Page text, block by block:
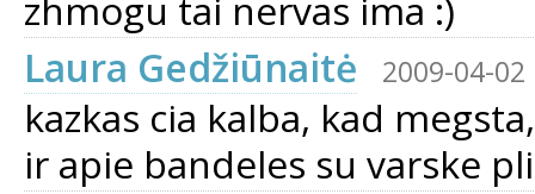
Laura Gedžiūnaitė
2009-04-02
kazkas cia kalba, kad
ir apie bandeles su varske